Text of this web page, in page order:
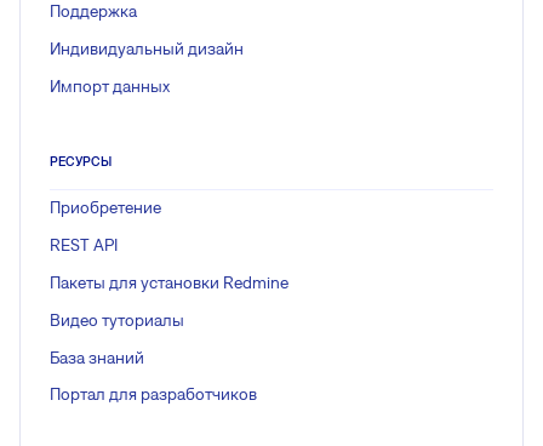
Поддержка
Индивидуальный дизайн
Импорт данных
РЕСУРСЫ
Приобретение
REST API
Пакеты для установки Redmine
Видео туториалы
База знаний
Портал для разработчиков